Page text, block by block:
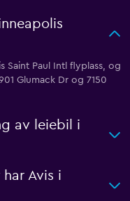
Saint Paul Intl flyplass, og
Glumack Dr og 7150
av leiebil i
Avis i